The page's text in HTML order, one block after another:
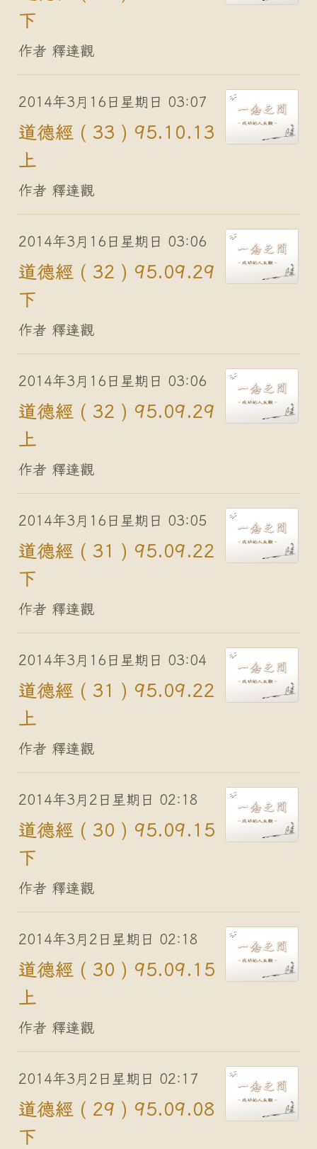
下
作者 釋達觀
2014年3月16日星期日 03:07
道德經 ( 33 ) 95.10.13
上
作者 釋達觀
2014年3月16日星期日 03:06
道德經 ( 32 ) 95.09.29
下
作者 釋達觀
2014年3月16日星期日 03:06
道德經 ( 32 ) 95.09.29
上
作者 釋達觀
2014年3月16日星期日 03:05
道德經 ( 31 ) 95.09.22
下
作者 釋達觀
2014年3月16日星期日 03:04
道德經 ( 31 ) 95.09.22
上
作者 釋達觀
2014年3月2日星期日 02:18
道德經 ( 30 ) 95.09.15
下
作者 釋達觀
2014年3月2日星期日 02:18
道德經 ( 30 ) 95.09.15
上
作者 釋達觀
2014年3月2日星期日 02:17
道德經 ( 29 ) 95.09.08
下